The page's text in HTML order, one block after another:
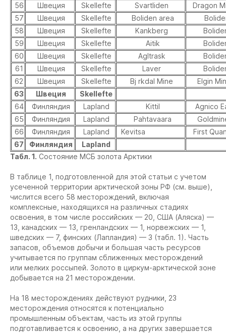
56 Швеция Skellefte Svartliden
Dragon
57
Швеция Skellefte Boliden area
58
Швеция Skellefte Kankberg
59
Швеция Skellefte Aitik
60
Швеция Skellefte Agltrask
61
Швеция Skellefte Laver
62
Швеция Skellefte Bj rkdal Mine
Elgin
63
Швеция
Skellefte
64
Финляндия Lapland Kittil
Agnico
65
Финляндия Lapland Pahtavaara
66
Финляндия Lapland Kevitsa
First
67
Финляндия
Lapland
Табл. 1. Состояние МСБ золота Арктики
В таблице 1, подготовленной для этой статьи с учетом
усеченной территории арктической зоны РФ (см. выше),
числится всего 58 месторождений, включая
комплексные, находящихся на различных стадиях
освоения, в том числе российских — 20, США (Аляска) —
13, канадских — 13, гренландских — 1, норвежских — 1,
шведских — 7, финских (Лапландия) — 3 (табл. 1). Часть
запасов, объемов добычи и большая часть ресурсов
учитывается по группам сближенных месторождений
или мелких россыпей. Золото в циркум-арктической зоне
добывается на 21 месторождении.
На 18 месторождениях действуют рудники, 23
месторождения относятся к потенциально
промышленным объектам, часть из этой группы
подготавливается к освоению, а на других завершается